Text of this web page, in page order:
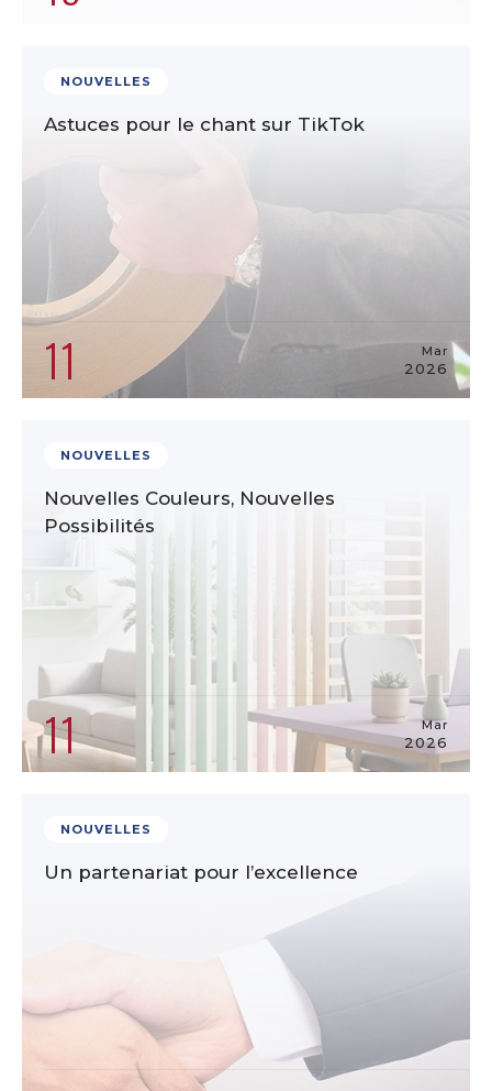
NOUVELLES
Astuces pour le chant sur TikTok
11 Mar
2026
NOUVELLES
Nouvelles Couleurs, Nouvelles
Possibilités
11 Mar
2026
NOUVELLES
Un partenariat pour l’excellence